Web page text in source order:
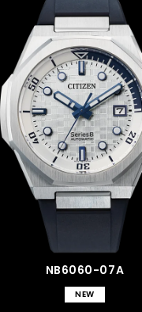
NB6060-07A
NEW